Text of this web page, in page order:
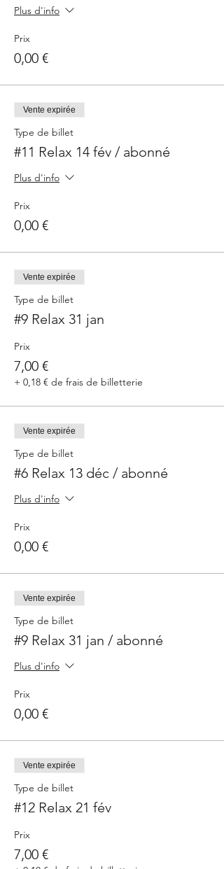
Plus d'info
Prix
0,00 €
Vente expirée
Type de billet
#11 Relax 14 fév / abonné
Plus d'info
Prix
0,00 €
Vente expirée
Type de billet
#9 Relax 31 jan
Prix
7,00 €
+ 0,18 € de frais de billetterie
Vente expirée
Type de billet
#6 Relax 13 déc / abonné
Plus d'info
Prix
0,00 €
Vente expirée
Type de billet
#9 Relax 31 jan / abonné
Plus d'info
Prix
0,00 €
Vente expirée
Type de billet
#12 Relax 21 fév
Prix
7,00 €